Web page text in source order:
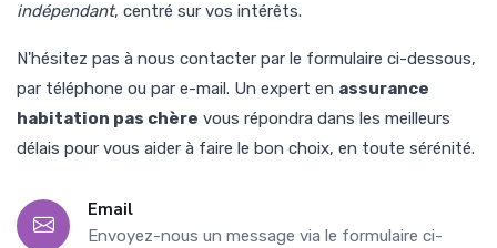
indépendant, centré sur vos intérêts.
N'hésitez pas à nous contacter par le formulaire ci-dessous,
par téléphone ou par e-mail. Un expert en assurance
habitation pas chère vous répondra dans les meilleurs
délais pour vous aider à faire le bon choix, en toute sérénité.
Email
Envoyez-nous un message via le formulaire ci-